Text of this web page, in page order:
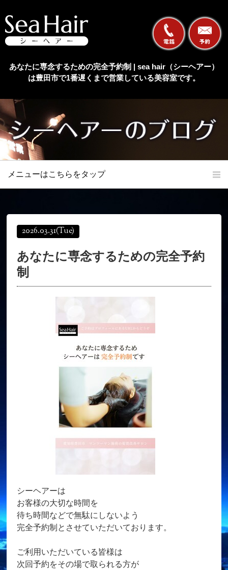
あなたに専念するための完全予約制 | sea hair（シーヘアー）
は豊田市で1番遅くまで営業している美容室です。
メニューはこちらをタップ
オンラインショップ
育毛コース よくある質問
求人
シーヘアーのブログ
2026.03.31(Tue)
あなたに専念するための完全予約
制
シーヘアーは
お客様の大切な時間を
待ち時間などで無駄にしないよう
完全予約制とさせていただいております。
ご利用いただいている皆様は
次回予約をその場で取られる方が